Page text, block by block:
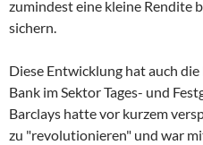
zumindest eine kleine Rendite
sichern.
Diese Entwicklung hat auch
Bank im Sektor Tages- und
Barclays hatte vor kurzem
zu "revolutionieren" und war